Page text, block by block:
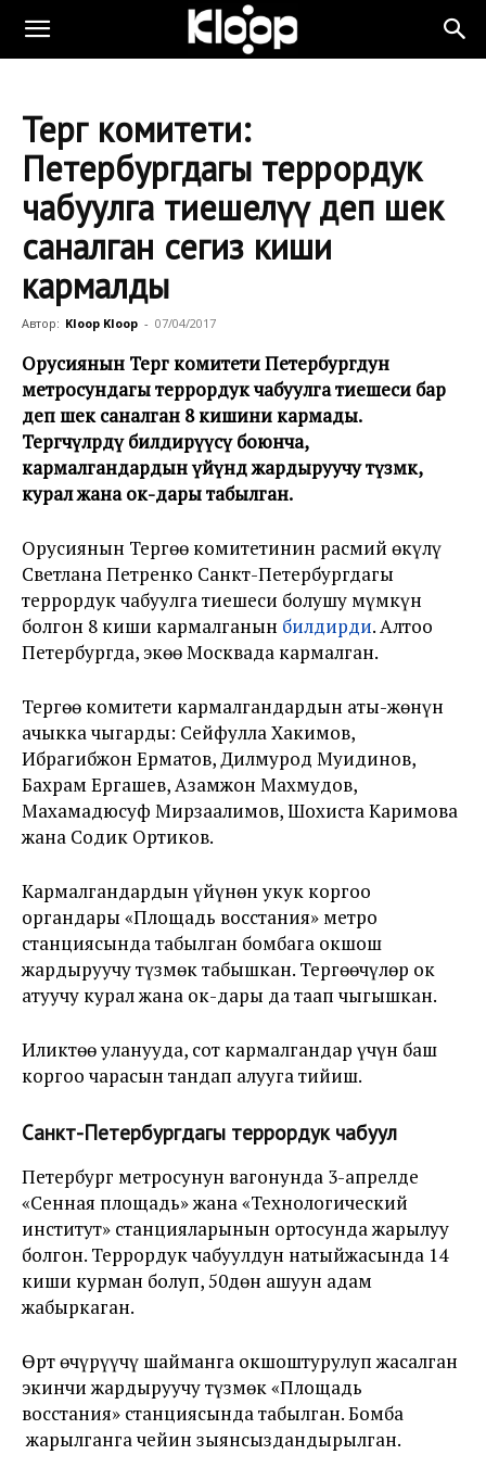
Тергөө комитети:
Петербургдагы террордук
чабуулга тиешелүү деп шек
саналган сегиз киши
кармалды
Автор: Kloop Kloop - 07/04/2017
Орусиянын Тергөө комитети Петербургдун
метросундагы террордук чабуулга тиешеси бар
деп шек саналган 8 кишини кармады.
Тергөөчүлөрдү билдирүүсү боюнча,
кармалгандардын үйүндө жардыруучу түзмөк,
курал жана ок-дары табылган.
Орусиянын Тергөө комитетинин расмий өкүлү
Светлана Петренко Санкт-Петербургдагы
террордук чабуулга тиешеси болушу мүмкүн
болгон 8 киши кармалганын билдирди. Алтоо
Петербургда, экөө Москвада кармалган.
Тергөө комитети кармалгандардын аты-жөнүн
ачыкка чыгарды: Сейфулла Хакимов,
Ибрагибжон Ерматов, Дилмурод Муидинов,
Бахрам Ергашев, Азамжон Махмудов,
Махамадюсуф Мирзаалимов, Шохиста Каримова
жана Содик Ортиков.
Кармалгандардын үйүнөн укук коргоо
органдары «Площадь восстания» метро
станциясында табылган бомбага окшош
жардыруучу түзмөк табышкан. Тергөөчүлөр ок
атуучу курал жана ок-дары да таап чыгышкан.
Иликтөө уланууда, сот кармалгандар үчүн баш
коргоо чарасын тандап алууга тийиш.
Санкт-Петербургдагы террордук чабуул
Петербург метросунун вагонунда 3-апрелде
«Сенная площадь» жана «Технологический
институт» станцияларынын ортосунда жарылуу
болгон. Террордук чабуулдун натыйжасында 14
киши курман болуп, 50дөн ашуун адам
жабыркаган.
Өрт өчүрүүчү шайманга окшоштурулуп жасалган
экинчи жардыруучу түзмөк «Площадь
восстания» станциясында табылган. Бомба
жарылганга чейин зыянсыздандырылган.